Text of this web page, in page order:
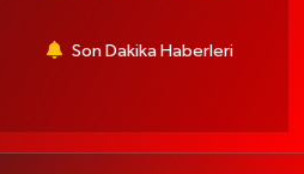
Son Dakika Haberleri